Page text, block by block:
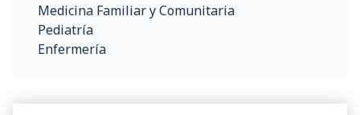
Medicina Familiar y Comunitaria
Pediatría
Enfermería